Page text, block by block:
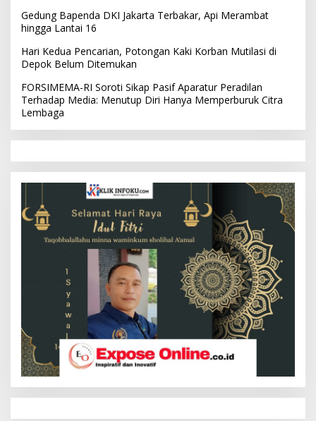
Gedung Bapenda DKI Jakarta Terbakar, Api Merambat
hingga Lantai 16
Hari Kedua Pencarian, Potongan Kaki Korban Mutilasi di
Depok Belum Ditemukan
FORSIMEMA-RI Soroti Sikap Pasif Aparatur Peradilan
Terhadap Media: Menutup Diri Hanya Memperburuk Citra
Lembaga